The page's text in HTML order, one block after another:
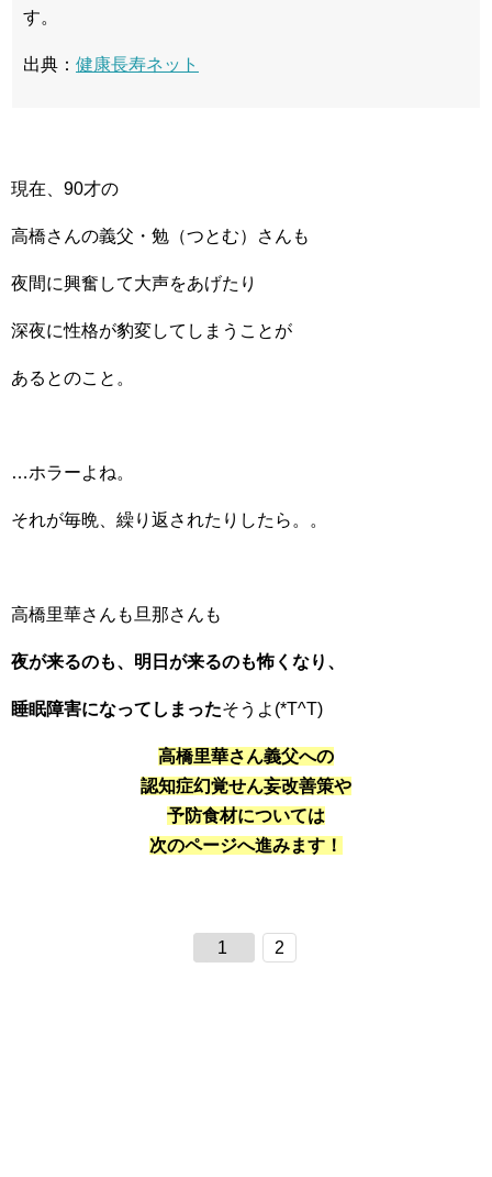
す。
出典： 健康長寿ネット
現在、90才の
高橋さんの義父・勉（つとむ）さんも
夜間に興奮して大声をあげたり
深夜に性格が豹変してしまうことが
あるとのこと。
…ホラーよね。
それが毎晩、繰り返されたりしたら。。
高橋里華さんも旦那さんも
夜が来るのも、明日が来るのも怖くなり、
睡眠障害になってしまったそうよ(*T^T)
高橋里華さん義父への
認知症幻覚せん妄改善策や
予防食材については
次のページへ進みます！
1 2